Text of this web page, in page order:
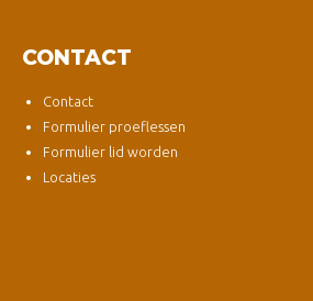
CONTACT
Contact
Formulier proeflessen
Formulier lid worden
Locaties